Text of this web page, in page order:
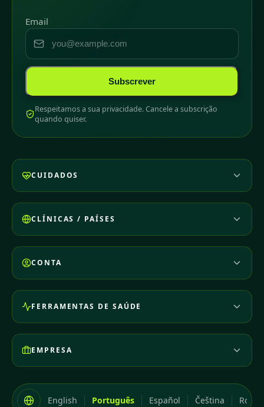
Email
Subscrever
Respeitamos a sua privacidade. Cancele a subscrição
quando quiser.
CUIDADOS
CLÍNICAS / PAÍSES
CONTA
FERRAMENTAS DE SAÚDE
EMPRESA
English Português Español Čeština